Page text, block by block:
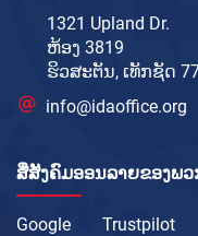
1321 Upland Dr.
ຫ້ອງ 3819
ຮິວສະຕັນ, ເທັກຊັດ
info@idaoffice.org
ສື່ສັງຄົມອອນລາຍຂອງພວ
Google Trustpilot